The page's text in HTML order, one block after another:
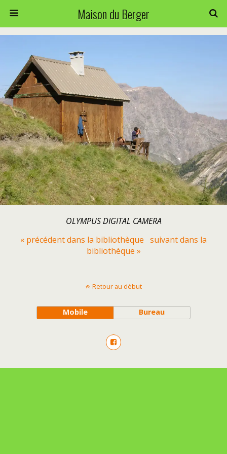
Maison du Berger
OLYMPUS DIGITAL CAMERA
« précédent dans la bibliothèque suivant dans la
bibliothèque »
Retour au début
Mobile Bureau